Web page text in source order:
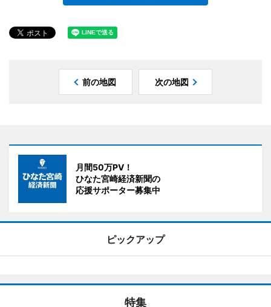
前の地図 次の地図
月間50万PV！
ひなた宮崎経済新聞の
応援サポーター募集中
ピックアップ
特集